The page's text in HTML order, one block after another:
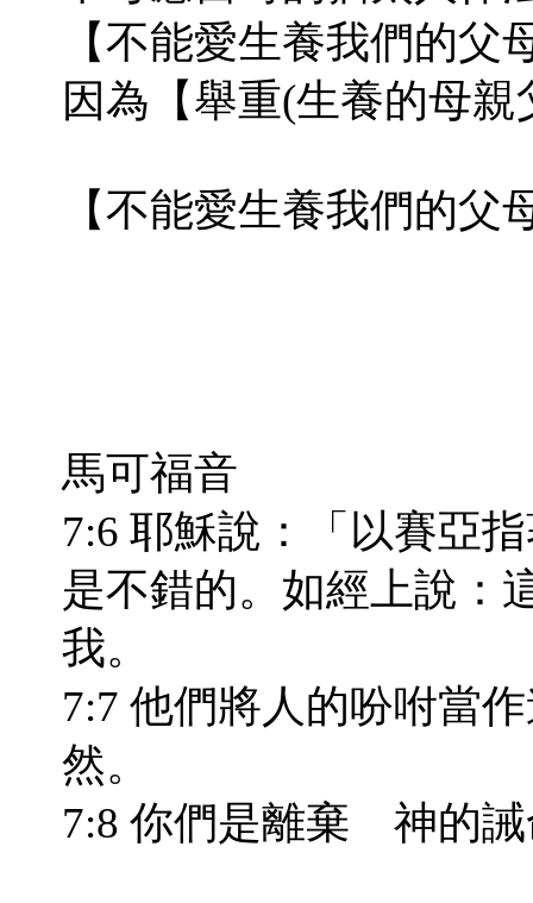
【不能愛生養我們的
因為【舉重(生養的母
【不能愛生養我們的
馬可福音
7:6 耶穌說：「以賽亞
是不錯的。如經上說：
我。
7:7 他們將人的吩咐當
然。
7:8 你們是離棄 神的